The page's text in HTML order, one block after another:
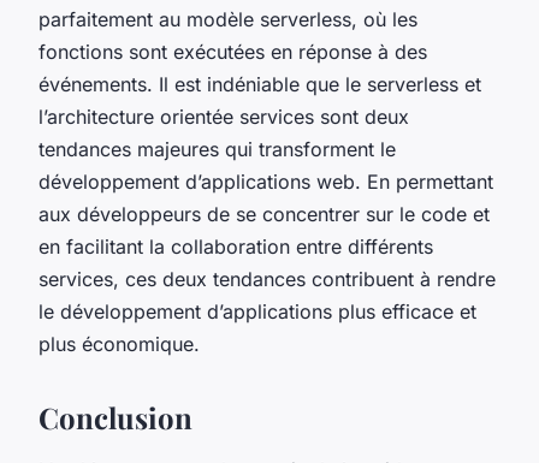
parfaitement au modèle serverless, où les
fonctions sont exécutées en réponse à des
événements. Il est indéniable que le serverless et
l’architecture orientée services sont deux
tendances majeures qui transforment le
développement d’applications web. En permettant
aux développeurs de se concentrer sur le code et
en facilitant la collaboration entre différents
services, ces deux tendances contribuent à rendre
le développement d’applications plus efficace et
plus économique.
Conclusion